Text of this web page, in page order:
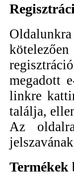
megadott
linkre
találja,
Az
Termékek